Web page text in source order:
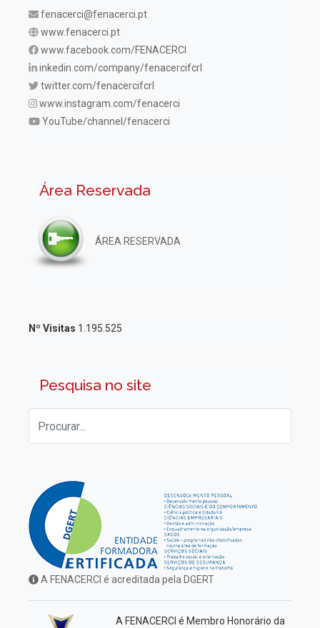
fenacerci@fenacerci.pt
www.fenacerci.pt
www.facebook.com/FENACERCI
inkedin.com/company/fenacercifcrl
twitter.com/fenacercifcrl
www.instagram.com/fenacerci
YouTube/channel/fenacerci
Área Reservada
ÁREA RESERVADA
Nº Visitas 1.195.525
Pesquisa no site
A FENACERCI é acreditada pela DGERT
A FENACERCI é Membro Honorário da